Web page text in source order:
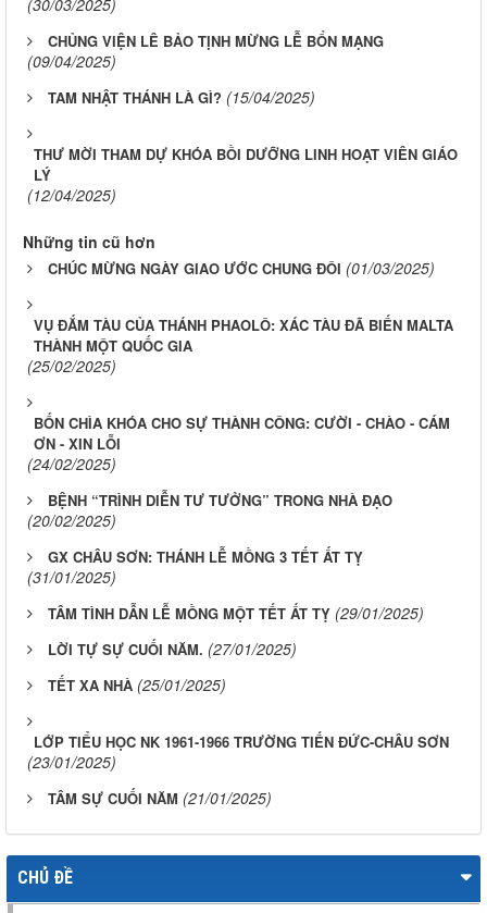
(30/03/2025)
CHỦNG VIỆN LÊ BẢO TỊNH MỪNG LỄ BỔN MẠNG
(09/04/2025)
TAM NHẬT THÁNH LÀ GÌ? (15/04/2025)
THƯ MỜI​​​​​​​ THAM DỰ KHÓA BỒI DƯỠNG LINH HOẠT VIÊN GIÁO
LÝ
(12/04/2025)
Những tin cũ hơn
CHÚC MỪNG NGÀY GIAO ƯỚC CHUNG ĐÔI (01/03/2025)
VỤ ĐẮM TÀU CỦA THÁNH PHAOLÔ: XÁC TÀU ĐÃ BIẾN MALTA
THÀNH MỘT QUỐC GIA
(25/02/2025)
BỐN CHÌA KHÓA CHO SỰ THÀNH CÔNG: CƯỜI - CHÀO - CÁM
ƠN - XIN LỖI
(24/02/2025)
BỆNH “TRÌNH DIỄN TƯ TƯỞNG” TRONG NHÀ ĐẠO
(20/02/2025)
GX CHÂU SƠN: THÁNH LỄ MỒNG 3 TẾT ẤT TỴ
(31/01/2025)
TÂM TÌNH DẪN LỄ MỒNG MỘT TẾT ẤT TỴ (29/01/2025)
LỜI TỰ SỰ CUỐI NĂM. (27/01/2025)
TẾT XA NHÀ (25/01/2025)
LỚP TIỂU HỌC NK 1961-1966 TRƯỜNG TIẾN ĐỨC-CHÂU SƠN
(23/01/2025)
TÂM SỰ CUỐI NĂM (21/01/2025)
CHỦ ĐỀ